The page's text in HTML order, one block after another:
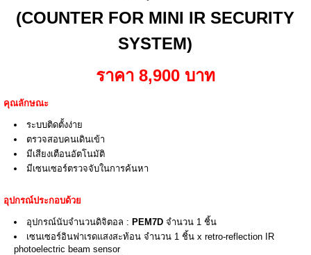
(COUNTER FOR MINI IR SECURITY
SYSTEM)
ราคา 8,900 บาท
คุณลักษณะ
ระบบติดตั้งง่าย
ตรวจสอบคนเดินเข้า
มีเสียงเตือนอัตโนมัติ
มีเซนเซอร์ตรวจจับในการค้นหา
อุปกรณ์ประกอบด้วย
อุปกรณ์นับจำนวนดิจิตอล : PEM7D จำนวน 1 ชิ้น
เซนเซอร์อินฟาเรดแสงสะท้อน จำนวน 1 ชิ้น x retro-reflection IR
photoelectric beam sensor